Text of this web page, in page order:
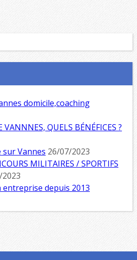
domicile,coaching
VANNNES, QUELS BÉNÉFICES ?
Vannes 26/07/2023
MILITAIRES / SPORTIFS
depuis 2013